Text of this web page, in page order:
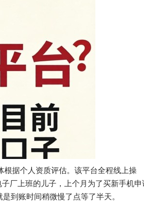
据个人资质评估。该平台全程线上操
厂上班的儿子，上个月为了买新手机申
到账时间稍微慢了点等了半天。